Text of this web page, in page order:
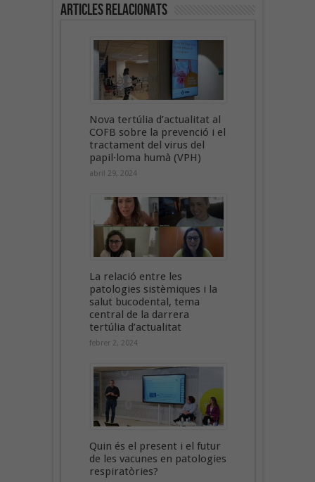
Articles Relacionats
Nova tertúlia d’actualitat al
COFB sobre la prevenció i el
tractament del virus del
papil·loma humà (VPH)
abril 29, 2024
La relació entre les
patologies sistèmiques i la
salut bucodental, tema
central de la darrera
tertúlia d’actualitat
febrer 2, 2024
Quin és el present i el futur
de les vacunes en patologies
respiratòries?